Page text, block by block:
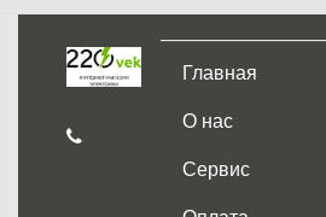
Главная
О нас
Сервис